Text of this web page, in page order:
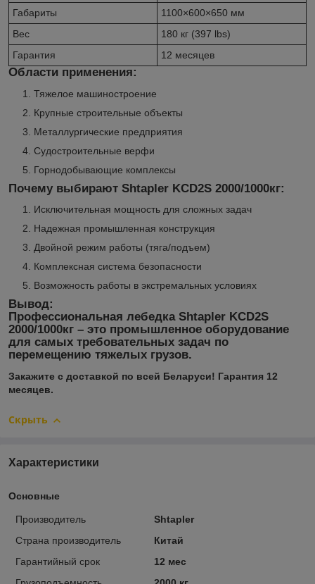
Габариты
1100×600×650 мм
Вес
180 кг (397 lbs)
Гарантия
12 месяцев
Области применения:
Тяжелое машиностроение
Крупные строительные объекты
Металлургические предприятия
Судостроительные верфи
Горнодобывающие комплексы
Почему выбирают Shtapler KCD2S 2000/1000кг:
Исключительная мощность для сложных задач
Надежная промышленная конструкция
Двойной режим работы (тяга/подъем)
Комплексная система безопасности
Возможность работы в экстремальных условиях
Вывод:
Профессиональная лебедка Shtapler KCD2S
2000/1000кг – это промышленное оборудование
для самых требовательных задач по
перемещению тяжелых грузов.
Закажите с доставкой по всей Беларуси! Гарантия 12
месяцев.
Скрыть
Характеристики
Основные
Производитель
Shtapler
Страна производитель
Китай
Гарантийный срок
12 мес